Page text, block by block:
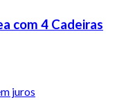
com 4 Cadeiras
juros